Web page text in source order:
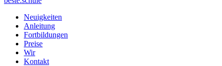
Neuigkeiten
Anleitung
Fortbildungen
Preise
Wir
Kontakt